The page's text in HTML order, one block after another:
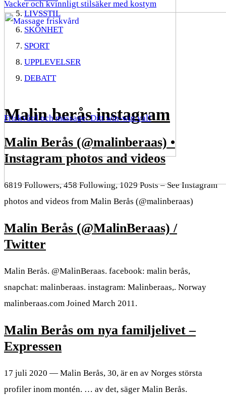
Vacker och kvinnligt stilsäker med kostym
Friskvård och massage: Ditt win-win val!
LIVSSTIL
SKÖNHET
SPORT
UPPLEVELSER
DEBATT
Malin berås instagram
Malin Berås (@malinberaas) •
Instagram photos and videos
6819 Followers, 458 Following, 1029 Posts – See Instagram
photos and videos from Malin Berås (@malinberaas)
Malin Berås (@MalinBeraas) /
Twitter
Malin Berås. @MalinBeraas. facebook: malin berås,
snapchat: malinberaas. instagram: Malinberaas,. Norway
malinberaas.com Joined March 2011.
Malin Berås om nya familjelivet –
Expressen
17 juli 2020 — Malin Berås, 30, är en av Norges största
profiler inom montén. … av det, säger Malin Berås.